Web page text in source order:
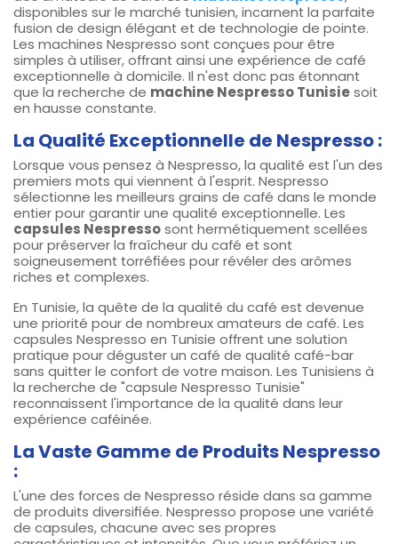
disponibles sur le marché tunisien, incarnent la parfaite
fusion de design élégant et de technologie de pointe.
Les machines Nespresso sont conçues pour être
simples à utiliser, offrant ainsi une expérience de café
exceptionnelle à domicile. Il n'est donc pas étonnant
que la recherche de machine Nespresso Tunisiesoit
en hausse constante.
La Qualité Exceptionnelle de Nespresso :
Lorsque vous pensez à Nespresso, la qualité est l'un des
premiers mots qui viennent à l'esprit. Nespresso
sélectionne les meilleurs grains de café dans le monde
entier pour garantir une qualité exceptionnelle. Les
capsules Nespressosont hermétiquement scellées
pour préserver la fraîcheur du café et sont
soigneusement torréfiées pour révéler des arômes
riches et complexes.
En Tunisie, la quête de la qualité du café est devenue
une priorité pour de nombreux amateurs de café. Les
capsules Nespresso en Tunisie offrent une solution
pratique pour déguster un café de qualité café-bar
sans quitter le confort de votre maison. Les Tunisiens à
la recherche de "capsule Nespresso Tunisie"
reconnaissent l'importance de la qualité dans leur
expérience caféinée.
La Vaste Gamme de Produits Nespresso
:
L'une des forces de Nespresso réside dans sa gamme
de produits diversifiée. Nespresso propose une variété
de capsules, chacune avec ses propres